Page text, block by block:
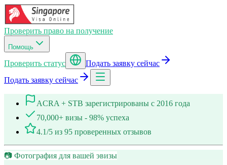
Проверить право на получение
Помощь
Проверить статус
Подать заявку сейчас
Подать заявку сейчас
ACRA + STB зарегистрированы с 2016 года
70,000+ визы - 98% успеха
4.1/5 из 95 проверенных отзывов
📷 Фотография для вашей эвизы